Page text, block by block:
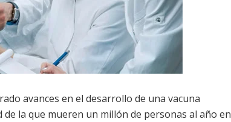
avances en el desarrollo de una vacuna
la que mueren un millón de personas al año en